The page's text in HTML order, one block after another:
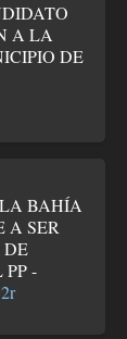
A LA
DE
BAHÍA
A SER
-